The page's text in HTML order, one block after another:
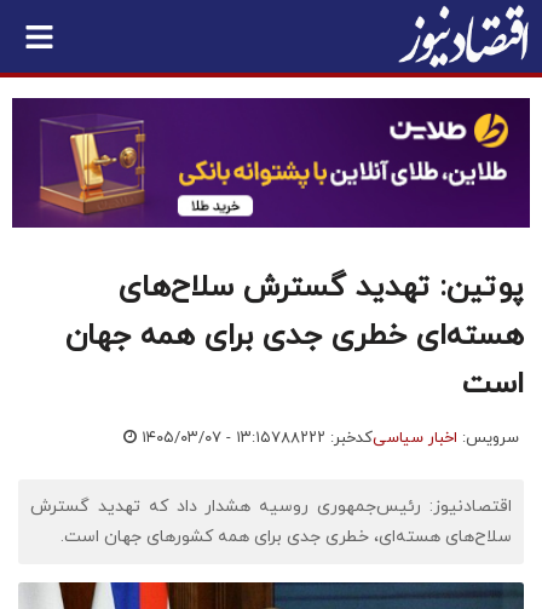
پوتین: تهدید گسترش سلاح‌های
هسته‌ای خطری جدی برای همه جهان
است
سرویس: اخبار سیاسیکدخبر: ۷۸۸۲۲۲ ۱۴۰۵/۰۳/۰۷ - ۱۳:۱۵
اقتصادنیوز: رئیس‌جمهوری روسیه هشدار داد که تهدید گسترش
سلاح‌های هسته‌ای، خطری جدی برای همه کشورهای جهان است.